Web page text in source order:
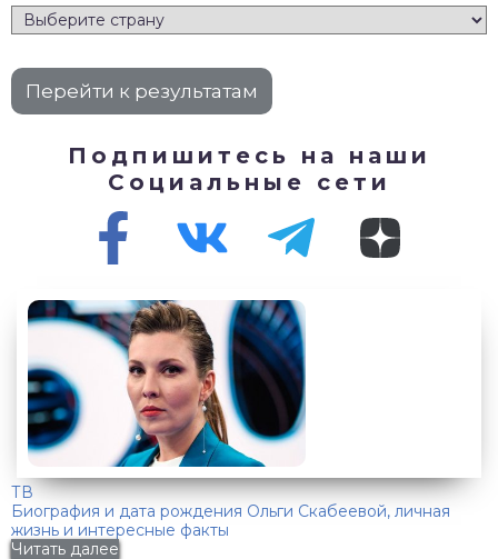
Подпишитесь на наши
Социальные сети
ТВ
Биография и дата рождения Ольги Скабеевой, личная
жизнь и интересные факты
Читать далее